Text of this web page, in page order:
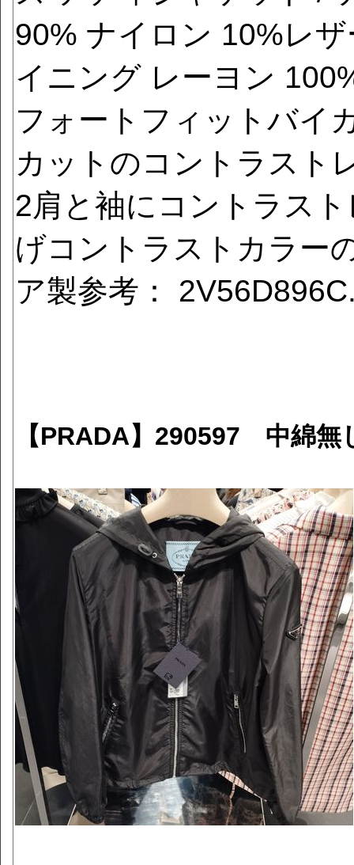
90% ナイロン 10%レ
イニング レーヨン
フォートフィットバイ
カットのコントラスト
2肩と袖にコントラス
げコントラストカラー
ア製参考：
【PRADA】290597 中綿